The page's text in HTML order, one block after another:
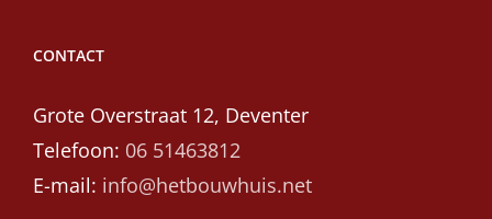
CONTACT
Grote Overstraat 12, Deventer
Telefoon: 06 51463812
E-mail: info@hetbouwhuis.net